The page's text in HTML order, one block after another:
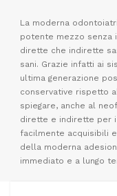
La moderna
potente mezzo senza
dirette che indirette
sani. Grazie infatti ai
ultima generazione
conservative rispetto
spiegare, anche al
dirette e indirette per
facilmente acquisibili
della moderna
immediato e a